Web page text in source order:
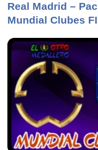
Real Madrid –
Mundial Clubes